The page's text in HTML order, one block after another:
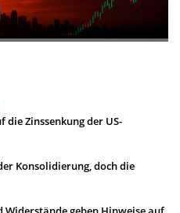
Zinssenkung der US-
Konsolidierung, doch die